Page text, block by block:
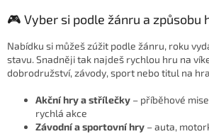
🎮 Vyber si podle žánru a způsobu
Nabídku si můžeš zúžit podle žánru, roku
stavu. Snadněji tak najdeš rychlou hru na
dobrodružství, závody, sport nebo titul na
Akční hry a střílečky – příběhové
rychlá akce
Závodní a sportovní hry – auta,